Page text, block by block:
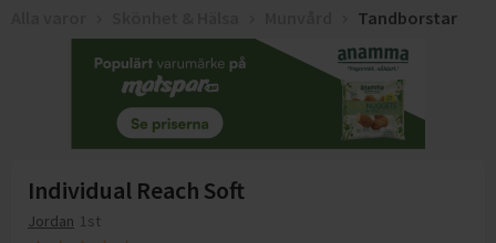
Tandborstar
Individual Reach Soft
Jordan 1st